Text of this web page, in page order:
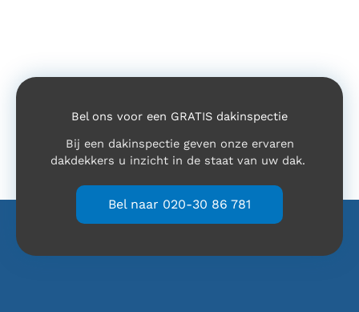
Bel ons voor een GRATIS dakinspectie
Bij een dakinspectie geven onze ervaren
dakdekkers u inzicht in de staat van uw dak.
Bel naar 020-30 86 781